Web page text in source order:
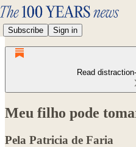
Subscribe Sign in
Read
Meu filho pode
Pela Patricia de Faria